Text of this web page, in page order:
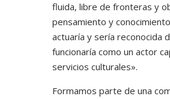
fluida, libre de fronteras y
pensamiento y
actuaría y sería reconocida
funcionaría como un actor
servicios culturales».
Formamos parte de una